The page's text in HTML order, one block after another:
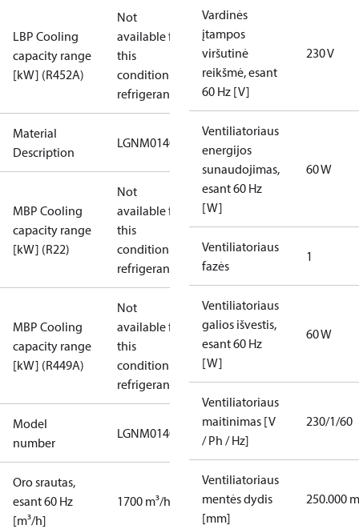
LBP Cooling
capacity range
[kW] (R452A)
Not
available for
this
condition /
refrigerant
Material
Description
LGNM0140RWA000N
MBP Cooling
capacity range
[kW] (R22)
Not
available for
this
condition /
refrigerant
MBP Cooling
capacity range
[kW] (R449A)
Not
available for
this
condition /
refrigerant
Model
number
LGNM0140RWA000N​
Oro srautas,
esant 60 Hz
[m³/h]
1700 m³/h
Vardinės
įtampos
viršutinė
reikšmė, esant
60 Hz [V]
230 V
Ventiliatoriaus
energijos
sunaudojimas,
esant 60 Hz
[W]
60 W
Ventiliatoriaus
fazės
1
Ventiliatoriaus
galios išvestis,
esant 60 Hz
[W]
60 W
Ventiliatoriaus
maitinimas [V
/ Ph / Hz]
230/1/60
Ventiliatoriaus
mentės dydis
[mm]
250.000